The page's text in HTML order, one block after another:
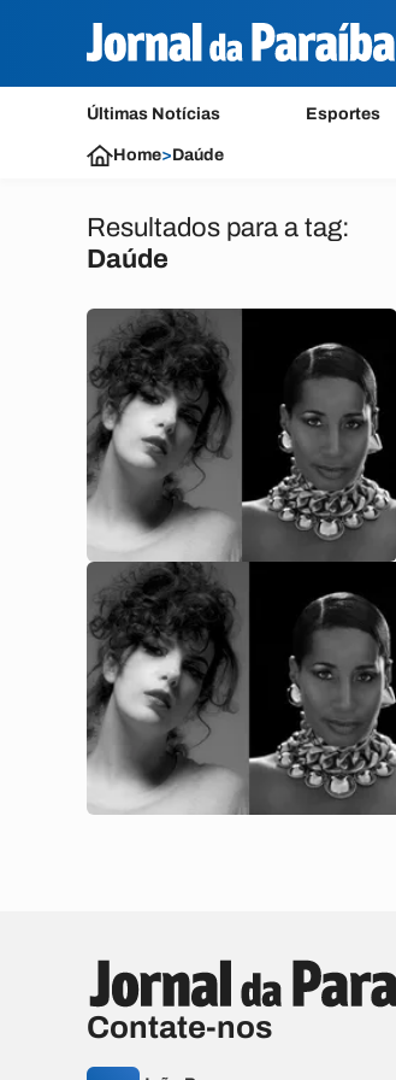
Últimas Notícias Esportes
Home>Daúde
Resultados para a tag:
Daúde
Contate-nos